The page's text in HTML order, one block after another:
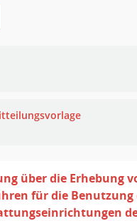
über die Erhebung
für die Benutzung